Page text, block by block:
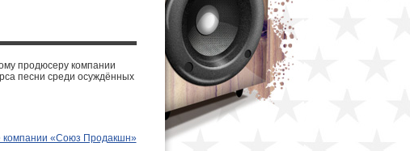
продюсеру компании
песни среди осуждённых
компании «Союз Продакшн»